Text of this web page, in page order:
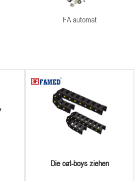
FA automat
Die cat-boys ziehen